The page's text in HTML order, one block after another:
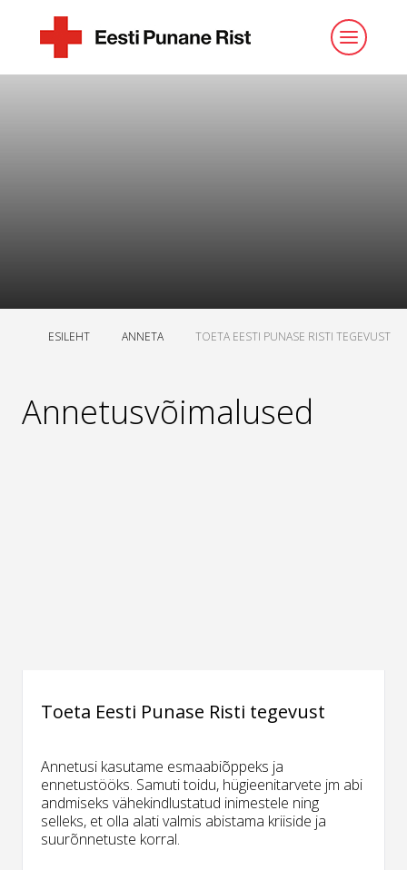
ESILEHT ANNETA TOETA EESTI PUNASE RISTI TEGEVUST
Annetusvõimalused
Toeta Eesti Punase Risti tegevust
Annetusi kasutame esmaabiõppeks ja
ennetustööks. Samuti toidu, hügieenitarvete jm abi
andmiseks vähekindlustatud inimestele ning
selleks, et olla alati valmis abistama kriiside ja
suurõnnetuste korral.